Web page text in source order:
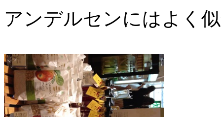
アンデルセンにはよく